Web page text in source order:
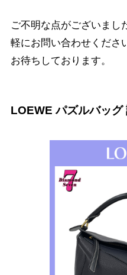
ご不明な点がございまし
軽にお問い合わせくださ
お待ちしております。
LOEWE パズルバッグ